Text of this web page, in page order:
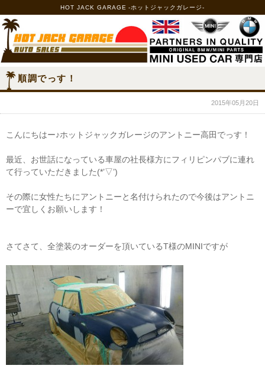
HOT JACK GARAGE -ホットジャックガレージ-
順調でっす！
2015年05月20日
こんにちはー♪ホットジャックガレージのアントニー高田でっす！
最近、お世話になっている車屋の社長様方にフィリピンパブに連れ
て行っていただきました(*’▽’)
その際に女性たちにアントニーと名付けられたので今後はアントニ
ーで宜しくお願いします！
さてさて、全塗装のオーダーを頂いているT様のMINIですが